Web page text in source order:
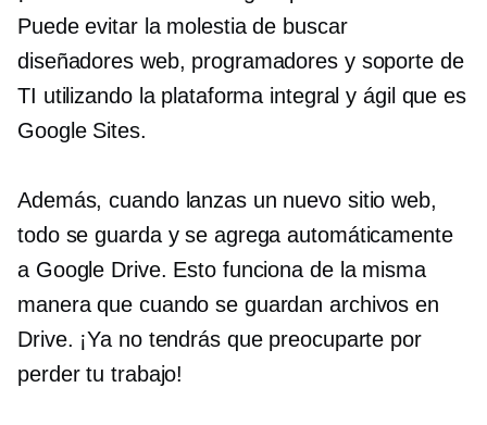
Puede evitar la molestia de buscar
diseñadores web, programadores y soporte de
TI utilizando la plataforma integral y ágil que es
Google Sites.
Además, cuando lanzas un nuevo sitio web,
todo se guarda y se agrega automáticamente
a Google Drive. Esto funciona de la misma
manera que cuando se guardan archivos en
Drive. ¡Ya no tendrás que preocuparte por
perder tu trabajo!